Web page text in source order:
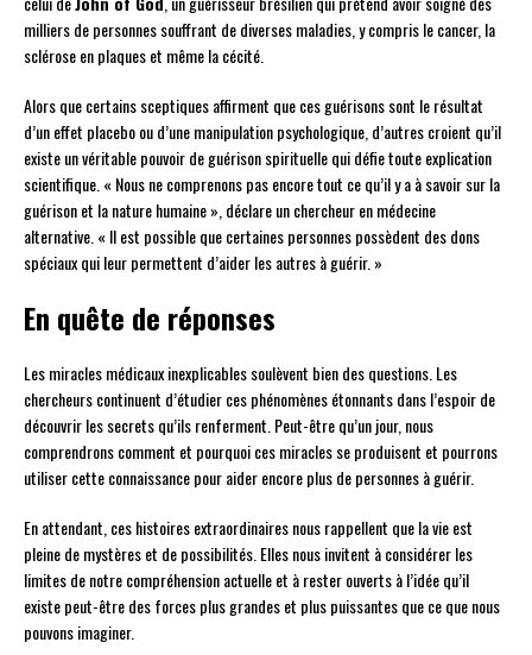
milliers de personnes souffrant de diverses maladies, y compris le cancer, la
sclérose en plaques et même la cécité.
Alors que certains sceptiques affirment que ces guérisons sont le résultat
d’un effet placebo ou d’une manipulation psychologique, d’autres croient qu’il
existe un véritable pouvoir de guérison spirituelle qui défie toute explication
scientifique. « Nous ne comprenons pas encore tout ce qu’il y a à savoir sur la
guérison et la nature humaine », déclare un chercheur en médecine
alternative. « Il est possible que certaines personnes possèdent des dons
spéciaux qui leur permettent d’aider les autres à guérir. »
En quête de réponses
Les miracles médicaux inexplicables soulèvent bien des questions. Les
chercheurs continuent d’étudier ces phénomènes étonnants dans l’espoir de
découvrir les secrets qu’ils renferment. Peut-être qu’un jour, nous
comprendrons comment et pourquoi ces miracles se produisent et pourrons
utiliser cette connaissance pour aider encore plus de personnes à guérir.
En attendant, ces histoires extraordinaires nous rappellent que la vie est
pleine de mystères et de possibilités. Elles nous invitent à considérer les
limites de notre compréhension actuelle et à rester ouverts à l’idée qu’il
existe peut-être des forces plus grandes et plus puissantes que ce que nous
pouvons imaginer.